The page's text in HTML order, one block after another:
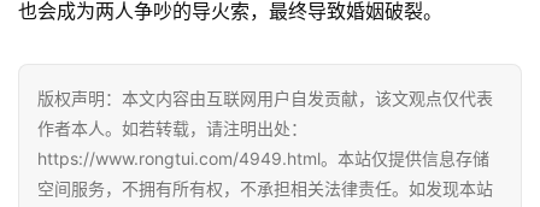
G
O
优
化
也会成为两人争吵的导火索，最终导致婚姻破裂。
版权声明：本文内容由互联网用户自发贡献，该文观点仅代表
作者本人。如若转载，请注明出处：
https://www.rongtui.com/4949.html。本站仅提供信息存储
空间服务，不拥有所有权，不承担相关法律责任。如发现本站